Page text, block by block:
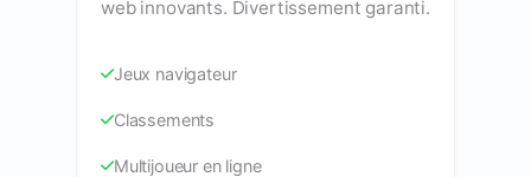
web innovants. Divertissement garanti.
Jeux navigateur
Classements
Multijoueur en ligne